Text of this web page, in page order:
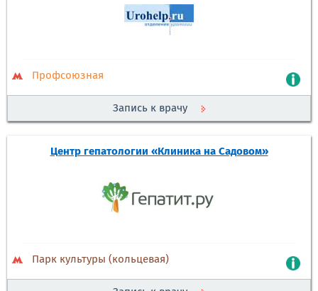
Профсоюзная
Запись к врачу
Центр гепатологии «Клиника на Садовом»
Парк культуры (кольцевая)